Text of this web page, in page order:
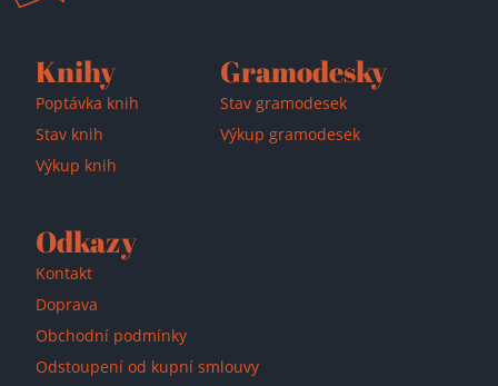
Přidáno do košíku!
Knihy
Poptávka knih
Stav knih
Výkup knih
Gramodesky
Stav gramodesek
Výkup gramodesek
Odkazy
Kontakt
Doprava
Obchodní podmínky
Odstoupení od kupní smlouvy